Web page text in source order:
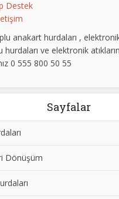
anakart hurdaları ,
ve elektronik
0 555 800 50 55
Sayfalar
Dönüşüm